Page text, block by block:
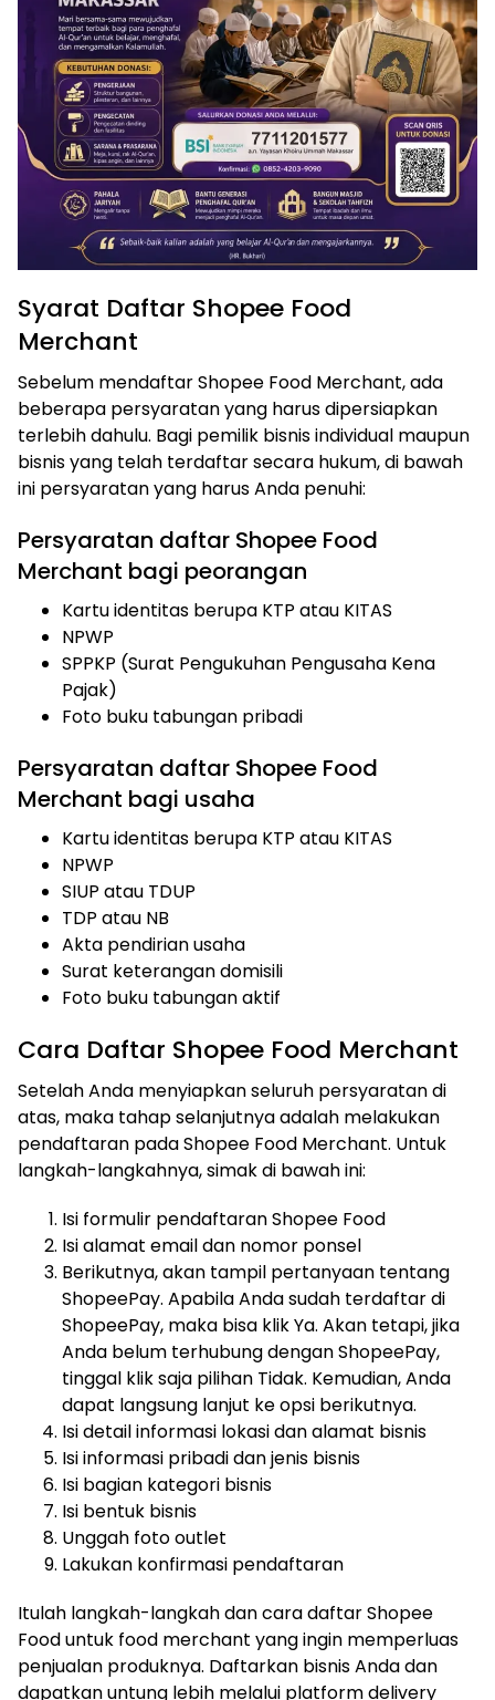
Syarat Daftar Shopee Food
Merchant
Sebelum mendaftar Shopee Food Merchant, ada
beberapa persyaratan yang harus dipersiapkan
terlebih dahulu. Bagi pemilik bisnis individual maupun
bisnis yang telah terdaftar secara hukum, di bawah
ini persyaratan yang harus Anda penuhi:‍
Persyaratan daftar Shopee Food
Merchant bagi peorangan
Kartu identitas berupa KTP atau KITAS
NPWP
SPPKP (Surat Pengukuhan Pengusaha Kena
Pajak)
Foto buku tabungan pribadi
Persyaratan daftar Shopee Food
Merchant bagi usaha
Kartu identitas berupa KTP atau KITAS
NPWP
SIUP atau TDUP
TDP atau NB
Akta pendirian usaha
Surat keterangan domisili
Foto buku tabungan aktif
‍Cara Daftar Shopee Food Merchant
Setelah Anda menyiapkan seluruh persyaratan di
atas, maka tahap selanjutnya adalah melakukan
pendaftaran pada Shopee Food Merchant. Untuk
langkah-langkahnya, simak di bawah ini:
Isi formulir pendaftaran Shopee Food
Isi alamat email dan nomor ponsel
Berikutnya, akan tampil pertanyaan tentang
ShopeePay. Apabila Anda sudah terdaftar di
ShopeePay, maka bisa klik Ya. Akan tetapi, jika
Anda belum terhubung dengan ShopeePay,
tinggal klik saja pilihan Tidak. Kemudian, Anda
dapat langsung lanjut ke opsi berikutnya.
Isi detail informasi lokasi dan alamat bisnis
Isi informasi pribadi dan jenis bisnis
Isi bagian kategori bisnis
Isi bentuk bisnis
Unggah foto outlet
Lakukan konfirmasi pendaftaran
Itulah langkah-langkah dan cara daftar Shopee
Food untuk food merchant yang ingin memperluas
penjualan produknya. Daftarkan bisnis Anda dan
dapatkan untung lebih melalui platform delivery